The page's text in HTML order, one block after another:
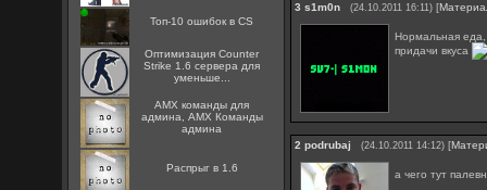
Топ-10 ошибок в CS
Оптимизация Counter
Strike 1.6 сервера для
уменьше...
AMX команды для
админа, AMX Команды
админа
Распрыг в 1.6
3 s1m0n (24.10.2011 16:11) [
Нормальная еда,
придачи вкуса
2 podrubaj (24.10.2011 14:12) [
а чего тут